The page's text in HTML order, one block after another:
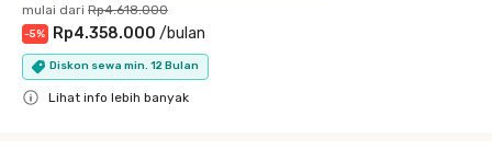
mulai dari Rp4.618.000
-5% Rp4.358.000 /bulan
Diskon sewa min. 12 Bulan
Lihat info lebih banyak